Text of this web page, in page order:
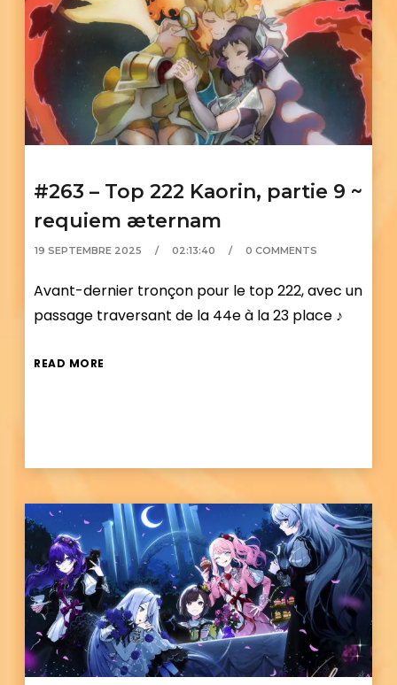
#263 – Top 222 Kaorin, partie 9 ~
requiem æternam
19 SEPTEMBRE 2025 02:13:40 0 COMMENTS
Avant-dernier tronçon pour le top 222, avec un
passage traversant de la 44e à la 23 place ♪
READ MORE